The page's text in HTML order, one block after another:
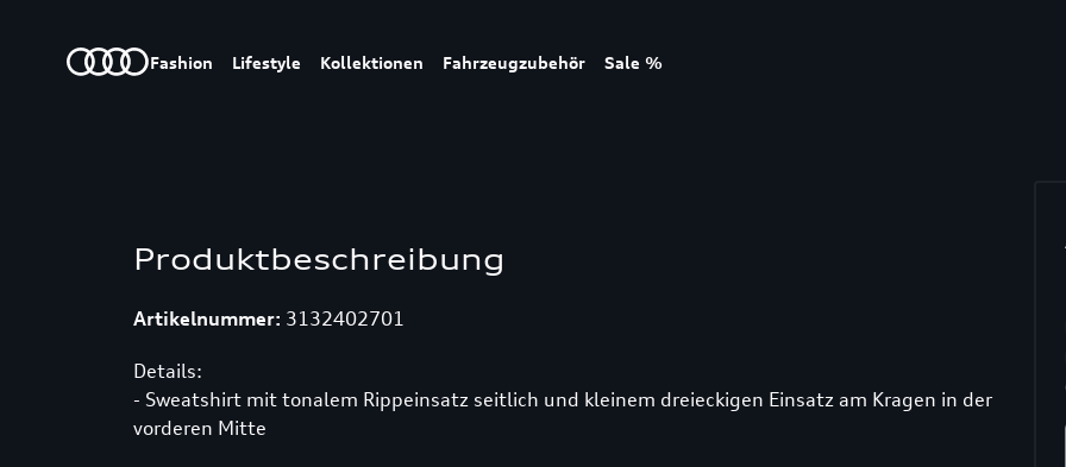
Fashion Lifestyle Kollektionen Fahrzeugzubehör Sale %
Produktbeschreibung
Artikelnummer: 3132402701
Details:
- Sweatshirt mit tonalem Rippeinsatz seitlich und kleinem dreieckigen Einsatz am Kragen in der
vorderen Mitte